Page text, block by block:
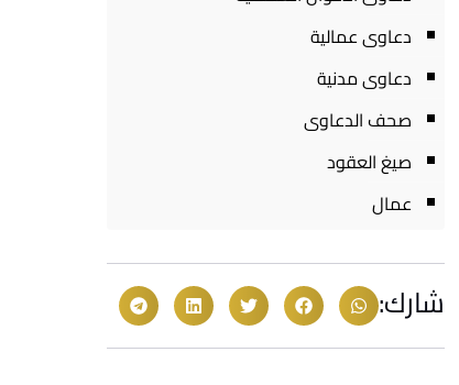
دعاوى عمالية
دعاوى مدنية
صحف الدعاوى
صيغ العقود
عمال
شارك: